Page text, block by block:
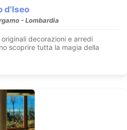
d'Iseo
- Lombardia
decorazioni e arredi
scoprire tutta la magia della